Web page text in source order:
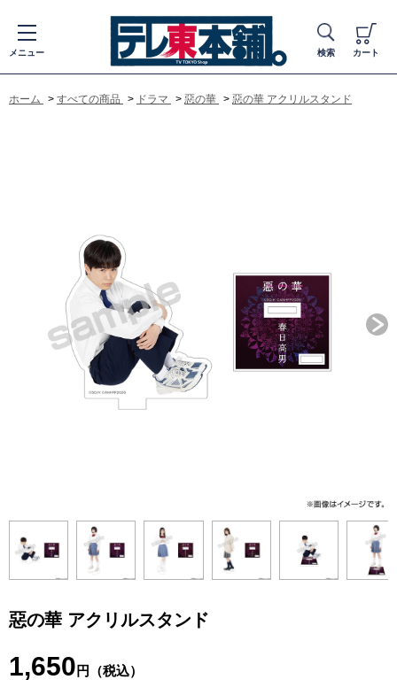
メニュー 検索 カート
ホーム > すべての商品 > ドラマ > 惡の華 > 惡の華 アクリルスタンド
惡の華 アクリルスタンド
1,650 円（税込）